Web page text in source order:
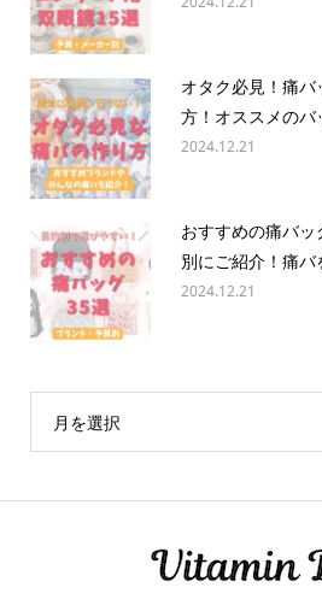
オタク必見！痛バ
方！オススメのバ
2024.12.21
おすすめの痛バ
別にご紹介！痛バ
2024.12.21
月を選択